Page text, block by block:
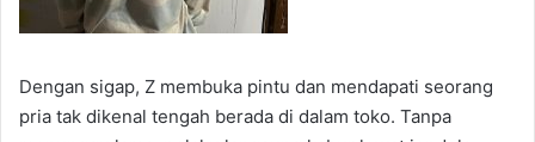
Dengan sigap, Z membuka pintu dan mendapati seorang
pria tak dikenal tengah berada di dalam toko. Tanpa